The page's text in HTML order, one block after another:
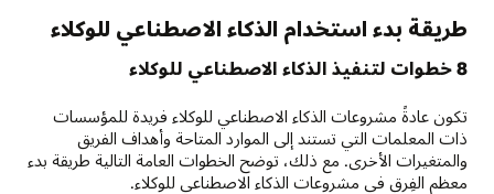
طريقة بدء استخدام الذكاء الاصطناعي للوكلاء
8 خطوات لتنفيذ الذكاء الاصطناعي للوكلاء
تكون عادةً مشروعات الذكاء الاصطناعي للوكلاء فريدة للمؤسسات
ذات المعلمات التي تستند إلى الموارد المتاحة وأهداف الفريق
والمتغيرات الأخرى. مع ذلك، توضح الخطوات العامة التالية طريقة بدء
معظم الفِرق في مشروعات الذكاء الاصطناعي للوكلاء.